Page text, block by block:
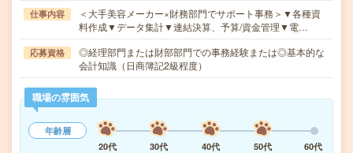
仕事内容
＜大手美容メーカー×財務部門でサポート事務＞▼各種資
料作成▼データ集計▼連結決算、予算/資金管理▼電…
応募資格
◎経理部門または財部部門での事務経験または◎基本的な
会計知識（日商簿記2級程度）
職場の雰囲気
年齢層
20代
30代 40代 50代
60代